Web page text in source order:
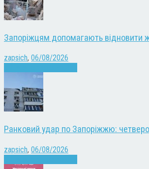
Запоріжцям допомагають відновити
zapsich, 06/08/2026
Ранковий удар по Запоріжжю:
zapsich, 06/08/2026